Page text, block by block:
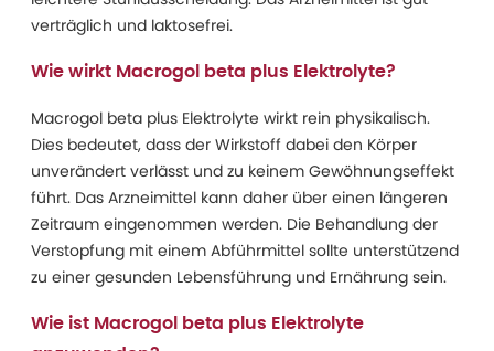
verträglich und laktosefrei.
Wie wirkt Macrogol beta plus Elektrolyte?
Macrogol beta plus Elektrolyte wirkt rein physikalisch.
Dies bedeutet, dass der Wirkstoff dabei den Körper
unverändert verlässt und zu keinem Gewöhnungseffekt
führt. Das Arzneimittel kann daher über einen längeren
Zeitraum eingenommen werden. Die Behandlung der
Verstopfung mit einem Abführmittel sollte unterstützend
zu einer gesunden Lebensführung und Ernährung sein.
Wie ist Macrogol beta plus Elektrolyte